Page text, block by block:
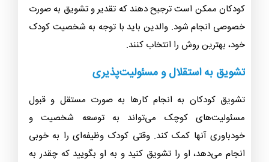
کودکان ممکن است ترجیح دهند که تقدیر و تشویق به صورت
خصوصی انجام شود. والدین باید با توجه به شخصیت کودک
خود، بهترین روش را انتخاب کنند.
تشویق به استقلال و مسئولیت‌پذیری
تشویق کودکان به انجام کارها به صورت مستقل و قبول
مسئولیت‌های کوچک می‌تواند به توسعه شخصیت و
خودباوری آنها کمک کند. وقتی کودک وظیفه‌ای را به خوبی
انجام می‌دهد، او را تشویق کنید و به او بگویید که چقدر به